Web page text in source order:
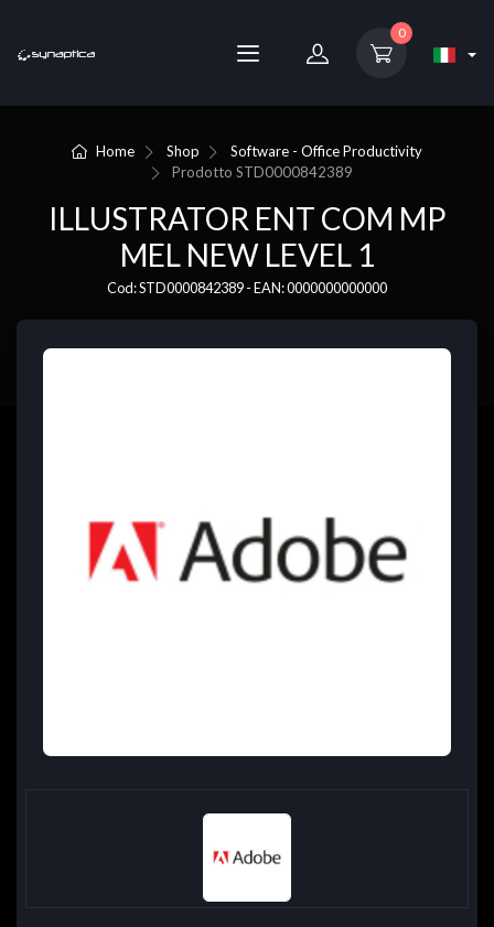
0
Home Shop
Software - Office Productivity
ProdottoSTD0000842389
ILLUSTRATOR ENT COM MP
MEL NEW LEVEL 1
Cod: STD0000842389 - EAN: 0000000000000